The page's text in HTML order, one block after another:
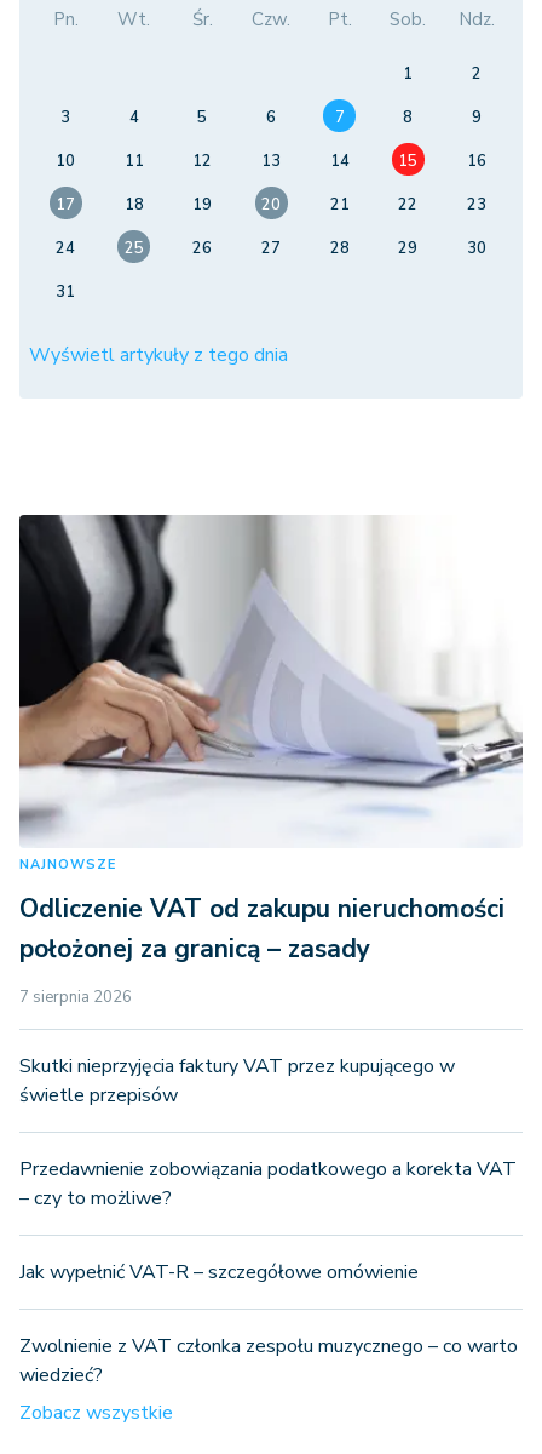
Pn. Wt. Śr. Czw. Pt. Sob. Ndz.
1
2
3
4 5 6 7 8
9
10
11 12 13 14 15
16
17
18 19 20 21 22
23
24
25 26 27 28 29
30
31
Wyświetl artykuły z tego dnia
NAJNOWSZE
Odliczenie VAT od zakupu nieruchomości
położonej za granicą – zasady
7 sierpnia 2026
Skutki nieprzyjęcia faktury VAT przez kupującego w
świetle przepisów
Przedawnienie zobowiązania podatkowego a korekta VAT
– czy to możliwe?
Jak wypełnić VAT-R – szczegółowe omówienie
Zwolnienie z VAT członka zespołu muzycznego – co warto
wiedzieć?
Zobacz wszystkie